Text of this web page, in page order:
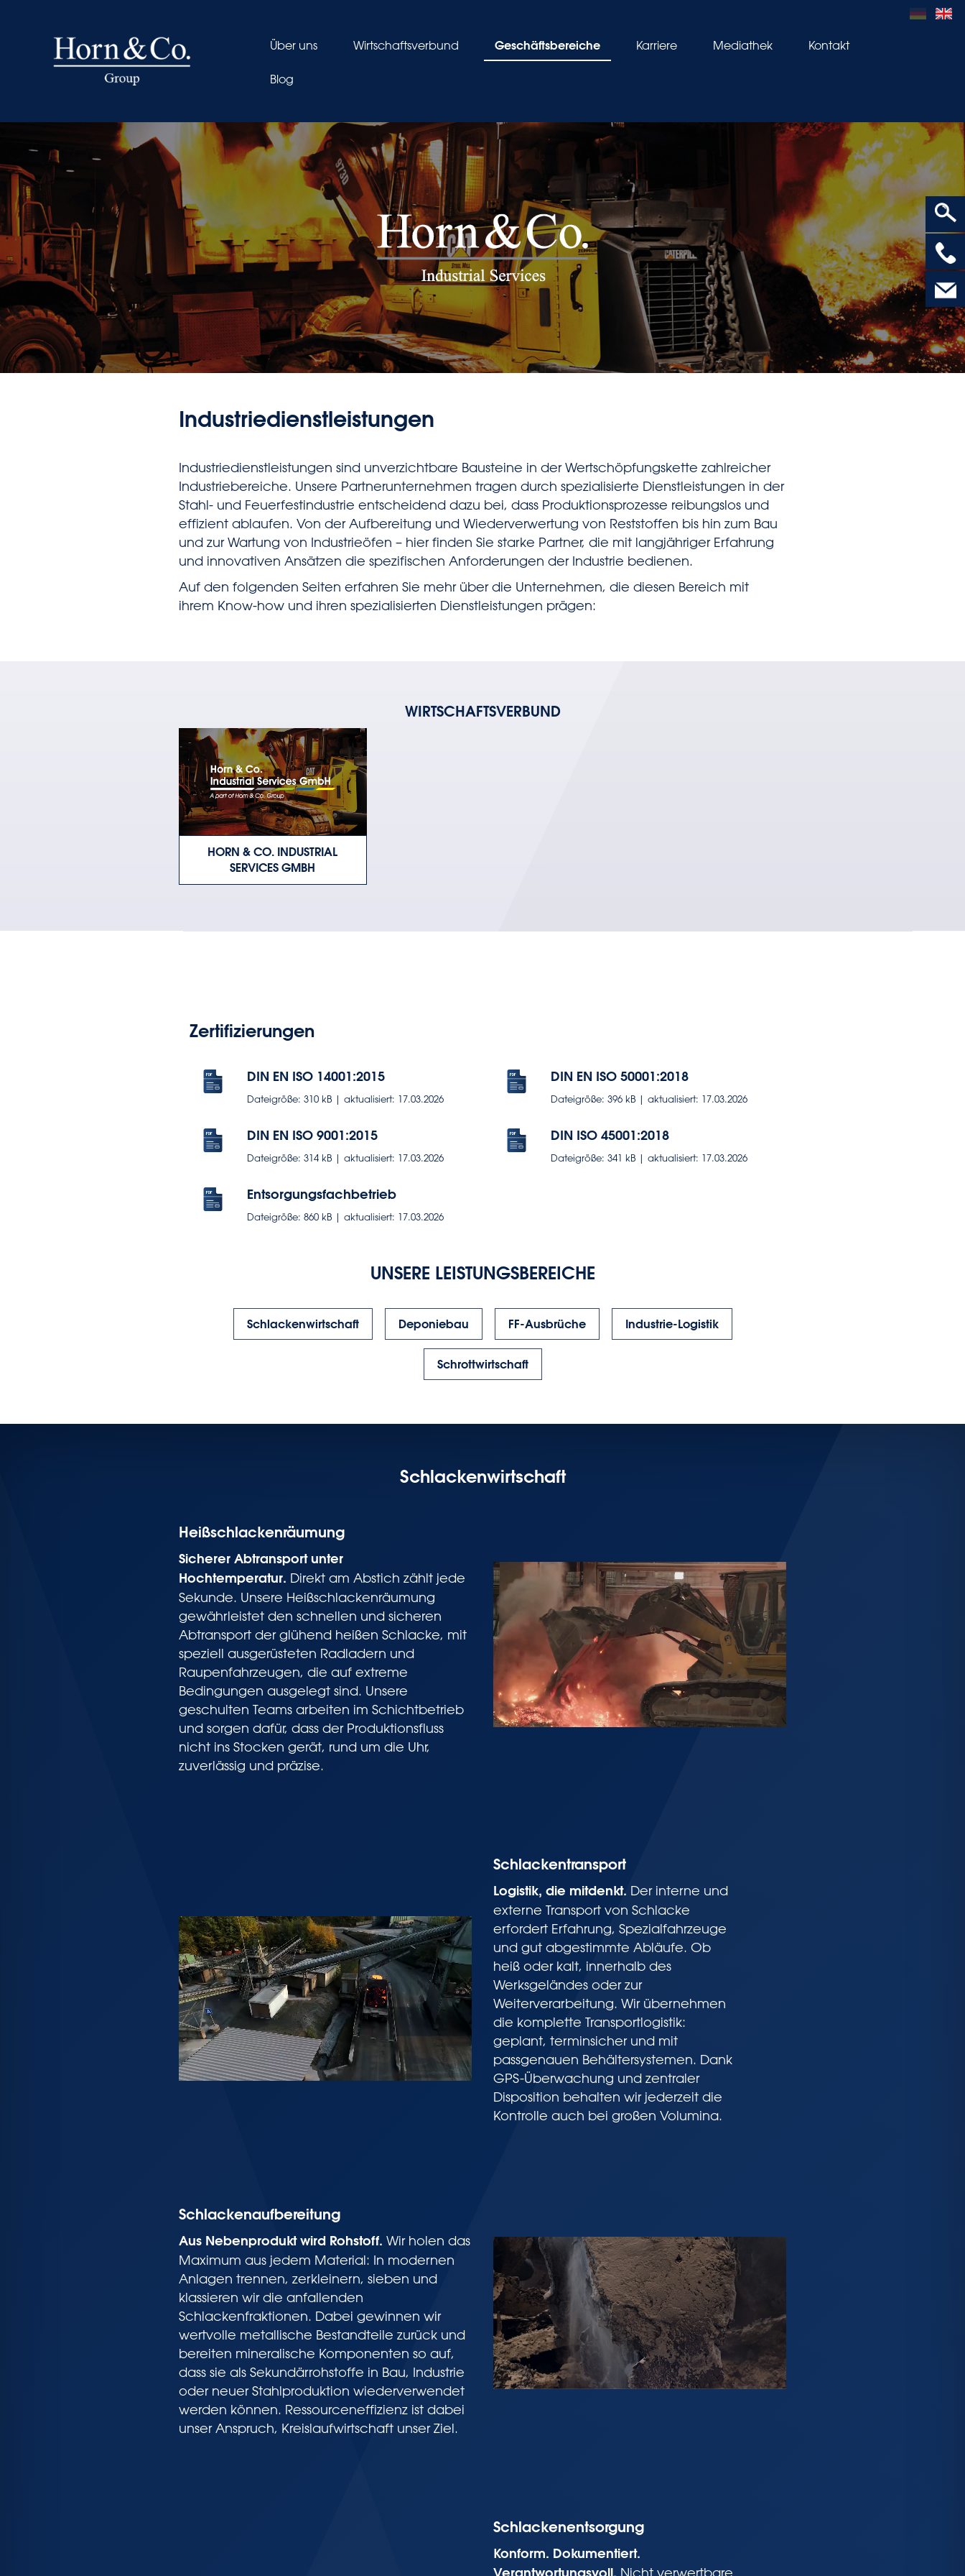
Über uns Wirtschaftsverbund Geschäftsbereiche Karriere Mediathek Kontakt
Blog
Industriedienstleistungen
Industriedienstleistungen sind unverzichtbare Bausteine in der Wertschöpfungskette zahlreicher
Industriebereiche. Unsere Partnerunternehmen tragen durch spezialisierte Dienstleistungen in der
Stahl- und Feuerfestindustrie entscheidend dazu bei, dass Produktionsprozesse reibungslos und
effizient ablaufen. Von der Aufbereitung und Wiederverwertung von Reststoffen bis hin zum Bau
und zur Wartung von Industrieöfen – hier finden Sie starke Partner, die mit langjähriger Erfahrung
und innovativen Ansätzen die spezifischen Anforderungen der Industrie bedienen.
Auf den folgenden Seiten erfahren Sie mehr über die Unternehmen, die diesen Bereich mit
ihrem Know-how und ihren spezialisierten Dienstleistungen prägen:
WIRTSCHAFTSVERBUND
HORN & CO. INDUSTRIAL
SERVICES GMBH
Zertifizierungen
DIN EN ISO 14001:2015
Dateigröße: 310 kB | aktualisiert: 17.03.2026
DIN EN ISO 50001:2018
Dateigröße: 396 kB | aktualisiert: 17.03.2026
DIN EN ISO 9001:2015
Dateigröße: 314 kB | aktualisiert: 17.03.2026
DIN ISO 45001:2018
Dateigröße: 341 kB | aktualisiert: 17.03.2026
Entsorgungsfachbetrieb
Dateigröße: 860 kB | aktualisiert: 17.03.2026
UNSERE LEISTUNGSBEREICHE
Schlackenwirtschaft Deponiebau FF-Ausbrüche Industrie-Logistik
Schrottwirtschaft
Schlackenwirtschaft
Heißschlackenräumung
Sicherer Abtransport unter
Hochtemperatur. Direkt am Abstich zählt jede
Sekunde. Unsere Heißschlackenräumung
gewährleistet den schnellen und sicheren
Abtransport der glühend heißen Schlacke, mit
speziell ausgerüsteten Radladern und
Raupenfahrzeugen, die auf extreme
Bedingungen ausgelegt sind. Unsere
geschulten Teams arbeiten im Schichtbetrieb
und sorgen dafür, dass der Produktionsfluss
nicht ins Stocken gerät, rund um die Uhr,
zuverlässig und präzise.
Schlackentransport
Logistik, die mitdenkt. Der interne und
externe Transport von Schlacke
erfordert Erfahrung, Spezialfahrzeuge
und gut abgestimmte Abläufe. Ob
heiß oder kalt, innerhalb des
Werksgeländes oder zur
Weiterverarbeitung. Wir übernehmen
die komplette Transportlogistik:
geplant, terminsicher und mit
passgenauen Behältersystemen. Dank
GPS-Überwachung und zentraler
Disposition behalten wir jederzeit die
Kontrolle auch bei großen Volumina.
Schlackenaufbereitung
Aus Nebenprodukt wird Rohstoff. Wir holen das
Maximum aus jedem Material: In modernen
Anlagen trennen, zerkleinern, sieben und
klassieren wir die anfallenden
Schlackenfraktionen. Dabei gewinnen wir
wertvolle metallische Bestandteile zurück und
bereiten mineralische Komponenten so auf,
dass sie als Sekundärrohstoffe in Bau, Industrie
oder neuer Stahlproduktion wiederverwendet
werden können. Ressourceneffizienz ist dabei
unser Anspruch, Kreislaufwirtschaft unser Ziel.
Schlackenentsorgung
Konform. Dokumentiert.
Verantwortungsvoll. Nicht verwertbare